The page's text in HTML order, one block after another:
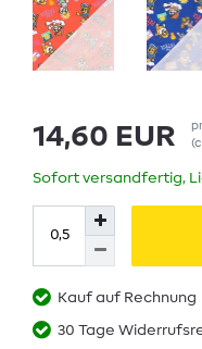
14,60 EUR
Sofort versandfertig,
Kauf auf Rechnung
30 Tage